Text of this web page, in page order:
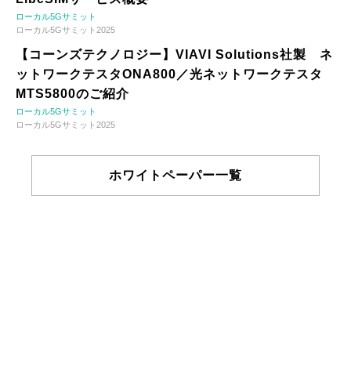
ローカル5Gサミット
ローカル5Gサミット2025
【コーンズテクノロジー】VIAVI Solutions社製 ネ
ットワークテスタONA800／光ネットワークテスタ
MTS5800のご紹介
ローカル5Gサミット
ローカル5Gサミット2025
ホワイトペーパー一覧